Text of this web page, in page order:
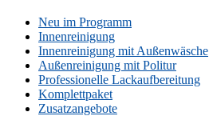
Neu im Programm
Innenreinigung
Innenreinigung mit Außenwäsche
Außenreinigung mit Politur
Professionelle Lackaufbereitung
Komplettpaket
Zusatzangebote